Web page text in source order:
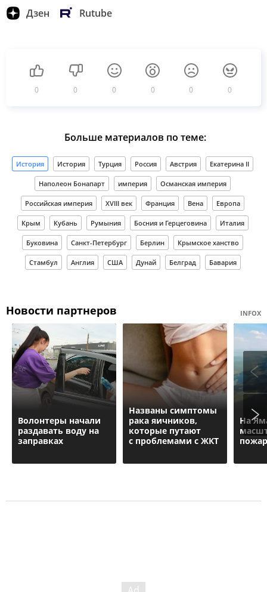
Дзен Rutube
0 0 0 0 0 0
Больше материалов по теме:
История История Турция Россия Австрия Екатерина II
Наполеон Бонапарт империя Османская империя
Российская империя XVIII век Франция Вена Европа
Крым Кубань Румыния Босния и Герцеговина Италия
Буковина Санкт-Петербург Берлин Крымское ханство
Стамбул Англия США Дунай Белград Бавария
Новости партнеров INFOX
Волонтеры начали
раздавать воду на
заправках
Названы симптомы
рака яичников,
которые путают
с проблемами с ЖКТ
На